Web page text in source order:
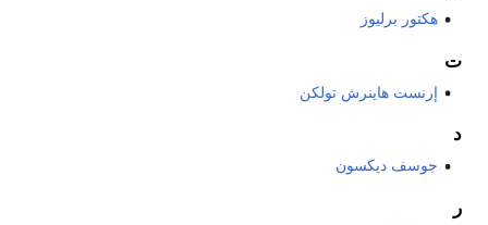
هكتور برليوز
ت
إرنست هاينرش تولكن
د
جوسف ديكسون
ر